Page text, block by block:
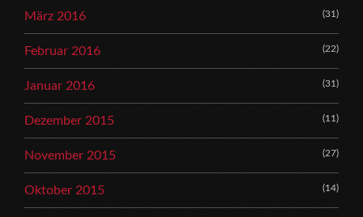
März 2016 (31)
Februar 2016 (22)
Januar 2016 (31)
Dezember 2015 (11)
November 2015 (27)
Oktober 2015 (14)